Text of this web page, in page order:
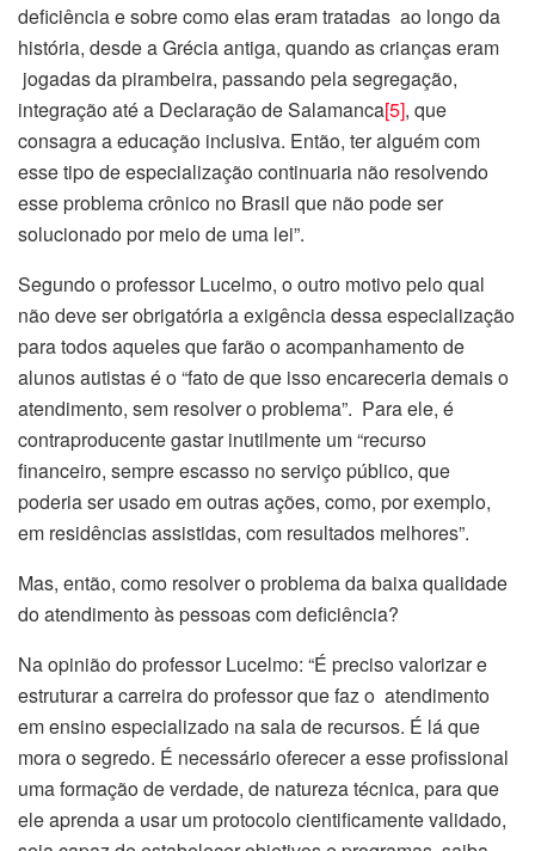
deficiência e sobre como elas eram tratadas ao longo da
história, desde a Grécia antiga, quando as crianças eram
jogadas da pirambeira, passando pela segregação,
integração até a Declaração de Salamanca[5], que
consagra a educação inclusiva. Então, ter alguém com
esse tipo de especialização continuaria não resolvendo
esse problema crônico no Brasil que não pode ser
solucionado por meio de uma lei”.
Segundo o professor Lucelmo, o outro motivo pelo qual
não deve ser obrigatória a exigência dessa especialização
para todos aqueles que farão o acompanhamento de
alunos autistas é o “fato de que isso encareceria demais o
atendimento, sem resolver o problema”. Para ele, é
contraproducente gastar inutilmente um “recurso
financeiro, sempre escasso no serviço público, que
poderia ser usado em outras ações, como, por exemplo,
em residências assistidas, com resultados melhores”.
Mas, então, como resolver o problema da baixa qualidade
do atendimento às pessoas com deficiência?
Na opinião do professor Lucelmo: “É preciso valorizar e
estruturar a carreira do professor que faz o atendimento
em ensino especializado na sala de recursos. É lá que
mora o segredo. É necessário oferecer a esse profissional
uma formação de verdade, de natureza técnica, para que
ele aprenda a usar um protocolo cientificamente validado,